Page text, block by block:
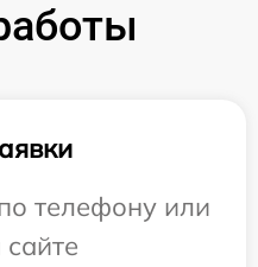
телефону или
сайте